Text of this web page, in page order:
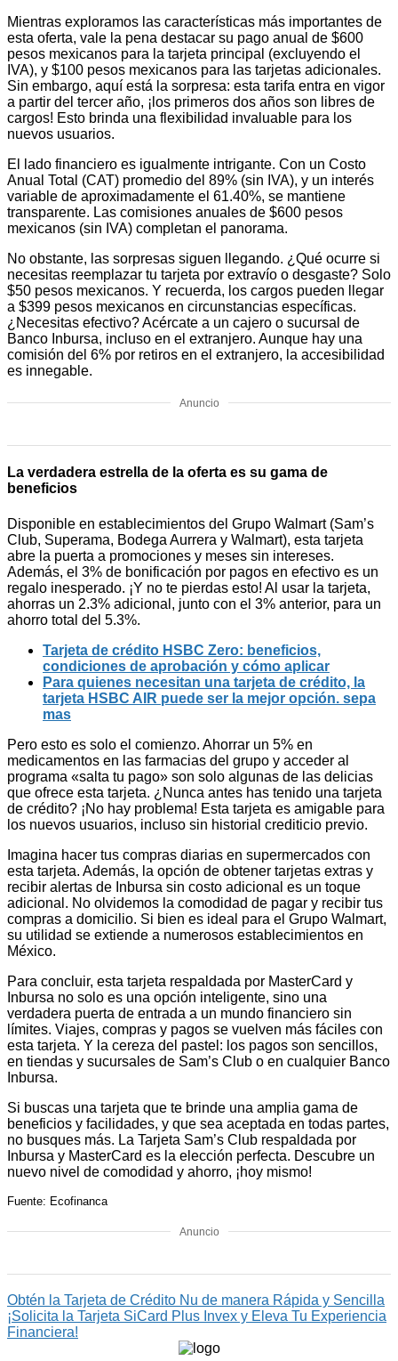
Mientras exploramos las características más importantes de
esta oferta, vale la pena destacar su pago anual de $600
pesos mexicanos para la tarjeta principal (excluyendo el
IVA), y $100 pesos mexicanos para las tarjetas adicionales.
Sin embargo, aquí está la sorpresa: esta tarifa entra en vigor
a partir del tercer año, ¡los primeros dos años son libres de
cargos! Esto brinda una flexibilidad invaluable para los
nuevos usuarios.
El lado financiero es igualmente intrigante. Con un Costo
Anual Total (CAT) promedio del 89% (sin IVA), y un interés
variable de aproximadamente el 61.40%, se mantiene
transparente. Las comisiones anuales de $600 pesos
mexicanos (sin IVA) completan el panorama.
No obstante, las sorpresas siguen llegando. ¿Qué ocurre si
necesitas reemplazar tu tarjeta por extravío o desgaste? Solo
$50 pesos mexicanos. Y recuerda, los cargos pueden llegar
a $399 pesos mexicanos en circunstancias específicas.
¿Necesitas efectivo? Acércate a un cajero o sucursal de
Banco Inbursa, incluso en el extranjero. Aunque hay una
comisión del 6% por retiros en el extranjero, la accesibilidad
es innegable.
Anuncio
La verdadera estrella de la oferta es su gama de
beneficios
Disponible en establecimientos del Grupo Walmart (Sam’s
Club, Superama, Bodega Aurrera y Walmart), esta tarjeta
abre la puerta a promociones y meses sin intereses.
Además, el 3% de bonificación por pagos en efectivo es un
regalo inesperado. ¡Y no te pierdas esto! Al usar la tarjeta,
ahorras un 2.3% adicional, junto con el 3% anterior, para un
ahorro total del 5.3%.
Tarjeta de crédito HSBC Zero: beneficios,
condiciones de aprobación y cómo aplicar
Para quienes necesitan una tarjeta de crédito, la
tarjeta HSBC AIR puede ser la mejor opción. sepa
mas
Pero esto es solo el comienzo. Ahorrar un 5% en
medicamentos en las farmacias del grupo y acceder al
programa «salta tu pago» son solo algunas de las delicias
que ofrece esta tarjeta. ¿Nunca antes has tenido una tarjeta
de crédito? ¡No hay problema! Esta tarjeta es amigable para
los nuevos usuarios, incluso sin historial crediticio previo.
Imagina hacer tus compras diarias en supermercados con
esta tarjeta. Además, la opción de obtener tarjetas extras y
recibir alertas de Inbursa sin costo adicional es un toque
adicional. No olvidemos la comodidad de pagar y recibir tus
compras a domicilio. Si bien es ideal para el Grupo Walmart,
su utilidad se extiende a numerosos establecimientos en
México.
Para concluir, esta tarjeta respaldada por MasterCard y
Inbursa no solo es una opción inteligente, sino una
verdadera puerta de entrada a un mundo financiero sin
límites. Viajes, compras y pagos se vuelven más fáciles con
esta tarjeta. Y la cereza del pastel: los pagos son sencillos,
en tiendas y sucursales de Sam’s Club o en cualquier Banco
Inbursa.
Si buscas una tarjeta que te brinde una amplia gama de
beneficios y facilidades, y que sea aceptada en todas partes,
no busques más. La Tarjeta Sam’s Club respaldada por
Inbursa y MasterCard es la elección perfecta. Descubre un
nuevo nivel de comodidad y ahorro, ¡hoy mismo!
Fuente: Ecofinanca
Anuncio
Obtén la Tarjeta de Crédito Nu de manera Rápida y Sencilla
¡Solicita la Tarjeta SiCard Plus Invex y Eleva Tu Experiencia
Financiera!